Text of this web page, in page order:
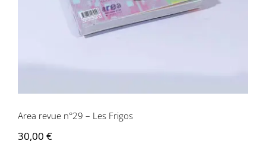
Area revue n°29 – Les Frigos
30,00 €